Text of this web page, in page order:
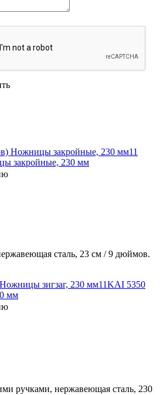
закройные, 230 мм
сталь, 23 см / 9 дюймов.
KAI 5350
мм
ручками, нержавеющая сталь, 230